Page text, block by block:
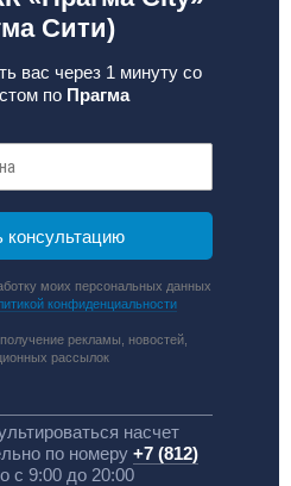
Сити)
вас через 1 минуту со
по Прагма
моих персональных данных
конфиденциальности
рекламы, новостей,
рассылок
насчет
по номеру +7 (812)
с 9:00 до 20:00